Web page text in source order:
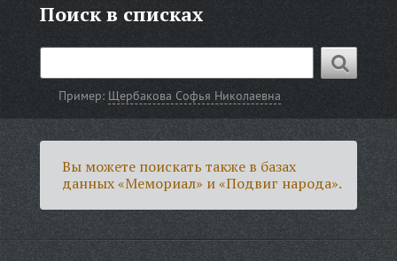
Поиск в списках
Пример: Щербакова Софья Николаевна
Вы можете поискать также в базах
данных «Мемориал» и «Подвиг народа».